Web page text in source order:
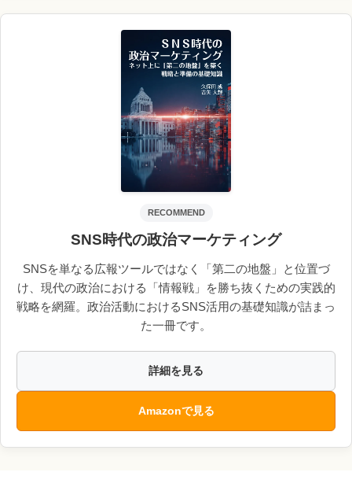
RECOMMEND
SNS時代の政治マーケティング
SNSを単なる広報ツールではなく「第二の地盤」と位置づ
け、現代の政治における「情報戦」を勝ち抜くための実践的
戦略を網羅。政治活動におけるSNS活用の基礎知識が詰まっ
た一冊です。
詳細を見る
Amazonで見る